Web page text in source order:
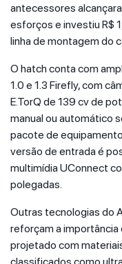
antecessores
esforços e investiu R$
linha de montagem do
O hatch conta com
1.0 e 1.3 Firefly, com
E.TorQ de 139 cv de
manual ou automático
pacote de
versão de entrada é
multimídia UConnect
polegadas.
Outras tecnologias do
reforçam a importância
projetado com
classificados como